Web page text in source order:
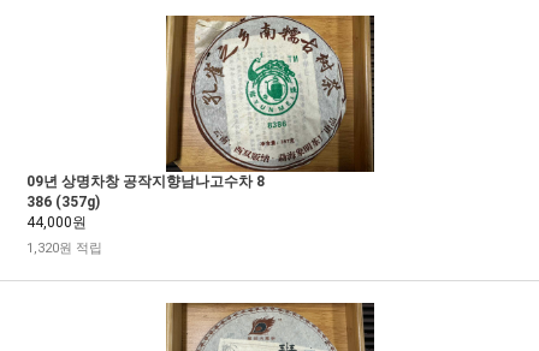
09년 상명차창 공작지향남나고수차 8
386 (357g)
44,000원
1,320원 적립